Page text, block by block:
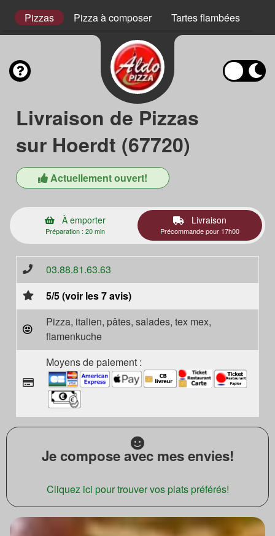
Pizzas Pizza à composer Tartes flambées
Livraison de Pizzas
sur Hoerdt (67720)
Actuellement ouvert!
À emporter
Préparation : 20 min
Livraison
Précommande pour 17h00
03.88.81.63.63
5/5 (voir les 7 avis)
Pizza, italien, pâtes, salades, tex mex,
flamenkuche
Moyens de paiement :
Je compose avec mes envies!
Cliquez ici pour trouver vos plats préférés!